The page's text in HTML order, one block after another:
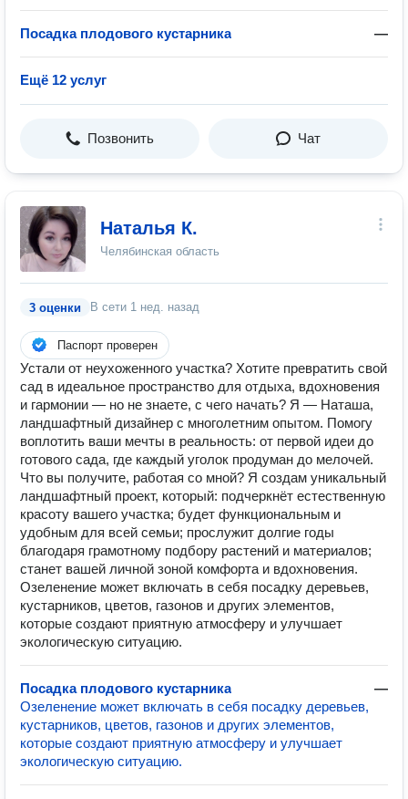
Посадка плодового кустарника —
Ещё 12 услуг
Позвонить Чат
Наталья К.
Челябинская область
3 оценки В сети 1 нед. назад
Паспорт проверен
Устали от неухоженного участка? Хотите превратить свой
сад в идеальное пространство для отдыха, вдохновения
и гармонии — но не знаете, с чего начать? Я — Наташа,
ландшафтный дизайнер с многолетним опытом. Помогу
воплотить ваши мечты в реальность: от первой идеи до
готового сада, где каждый уголок продуман до мелочей.
Что вы получите, работая со мной? Я создам уникальный
ландшафтный проект, который: подчеркнёт естественную
красоту вашего участка; будет функциональным и
удобным для всей семьи; прослужит долгие годы
благодаря грамотному подбору растений и материалов;
станет вашей личной зоной комфорта и вдохновения.
Озеленение может включать в себя посадку деревьев,
кустарников, цветов, газонов и других элементов,
которые создают приятную атмосферу и улучшает
экологическую ситуацию.
Посадка плодового кустарника
—
Озеленение может включать в себя посадку деревьев,
кустарников, цветов, газонов и других элементов,
которые создают приятную атмосферу и улучшает
экологическую ситуацию.